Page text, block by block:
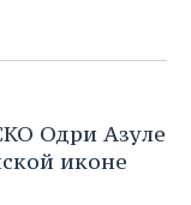
Одри Азуле
иконе